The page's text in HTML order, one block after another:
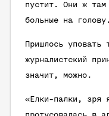
пустит. Они ж там
больные на голову.
Пришлось уповать
журналистский
значит, можно.
«Елки-палки, зря